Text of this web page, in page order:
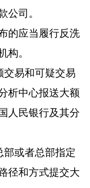
公司。
的应当履行反洗
构。
易和可疑交易
析中心报送大额
人民银行及其分
或者总部指定
径和方式提交大